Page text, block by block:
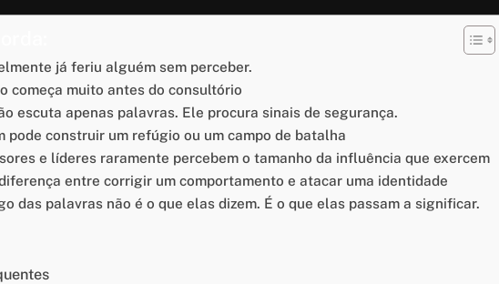
h
e
já feriu alguém sem perceber.
começa muito antes do consultório
escuta apenas palavras. Ele procura sinais de segurança.
pode construir um refúgio ou um campo de batalha
e líderes raramente percebem o tamanho da influência que exercem
entre corrigir um comportamento e atacar uma identidade
das palavras não é o que elas dizem. É o que elas passam a significar.